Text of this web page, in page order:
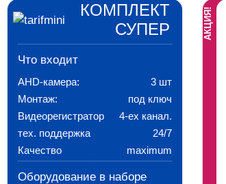
КОМПЛЕКТ
СУПЕР
Что входит
AHD-камера:
3 шт
Монтаж:
под ключ
Видеорегистратор
4-ех канал.
тех. поддержка
24/7
Качество
maximum
Оборудование в наборе
АКЦИЯ!